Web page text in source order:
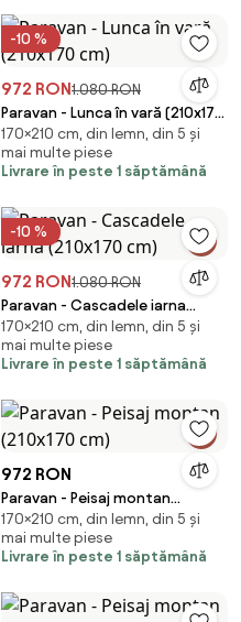
-10 %
972 RON1.080 RON
Paravan - Lunca în vară (210x170
cm)
170×210 cm, din lemn, din 5 și
mai multe piese
Livrare în peste 1 săptămână
-10 %
972 RON1.080 RON
Paravan - Cascadele iarna
(210x170 cm)
170×210 cm, din lemn, din 5 și
mai multe piese
Livrare în peste 1 săptămână
972 RON
Paravan - Peisaj montan
(210x170 cm)
170×210 cm, din lemn, din 5 și
mai multe piese
Livrare în peste 1 săptămână